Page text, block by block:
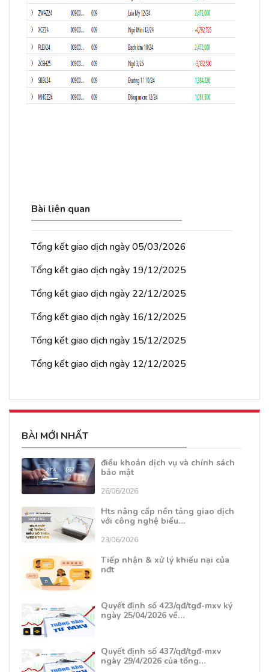
Bài liên quan
Tổng kết giao dịch ngày 05/03/2026
Tổng kết giao dịch ngày 19/12/2025
Tổng kết giao dịch ngày 22/12/2025
Tổng kết giao dịch ngày 16/12/2025
Tổng kết giao dịch ngày 15/12/2025
Tổng kết giao dịch ngày 12/12/2025
BÀI MỚI NHẤT
điều khoản dịch vụ và chính sách
bảo mật
26/06/2026
Hts nâng cấp nền tảng giao dịch
với công nghệ biểu…
23/06/2026
Tiếp nhận & xử lý khiếu nại của
nđt
Quyết định số 423/qđ/tgđ-mxv ký
ngày 25/04/2026 về…
Quyết định số 437/qđ/tgđ-mxv
ngày 29/4/2026 của tổng…